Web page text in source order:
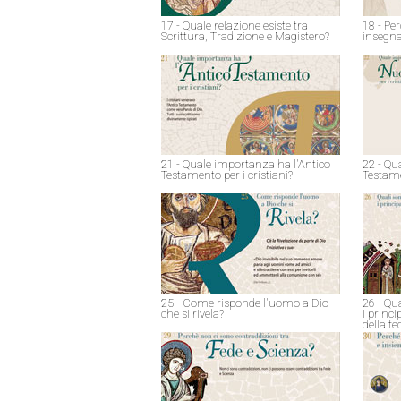
17 - Quale relazione esiste tra
Scrittura, Tradizione e Magistero?
18 -
21 - Quale importanza ha l'Antico
Testamento per i cristiani?
22 -
25 - Come risponde l'uomo a Dio
che si rivela?
26 -
i
della